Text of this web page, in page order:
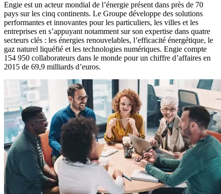
Engie est un acteur mondial de l’énergie présent dans près de 70
pays sur les cinq continents. Le Groupe développe des solutions
performantes et innovantes pour les particuliers, les villes et les
entreprises en s’appuyant notamment sur son expertise dans quatre
secteurs clés : les énergies renouvelables, l’efficacité énergétique, le
gaz naturel liquéfié et les technologies numériques. Engie compte
154 950 collaborateurs dans le monde pour un chiffre d’affaires en
2015 de 69,9 milliards d’euros.